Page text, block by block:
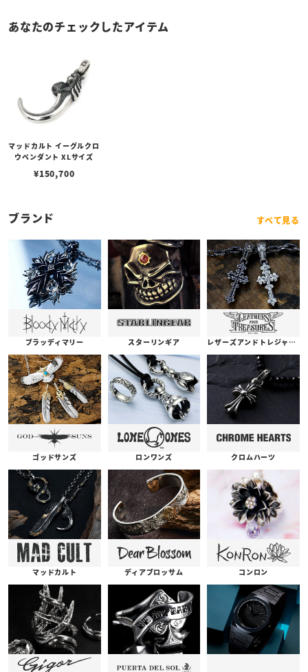
あなたのチェックしたアイテム
マッドカルト イーグルクロ
ウペンダント XLサイズ
¥150,700
ブランド すべて見る
ブラッディマリー スターリンギア レザーズアンドトレジャーズ
ゴッドサンズ ロンワンズ クロムハーツ
マッドカルト ディアブロッサム コンロン